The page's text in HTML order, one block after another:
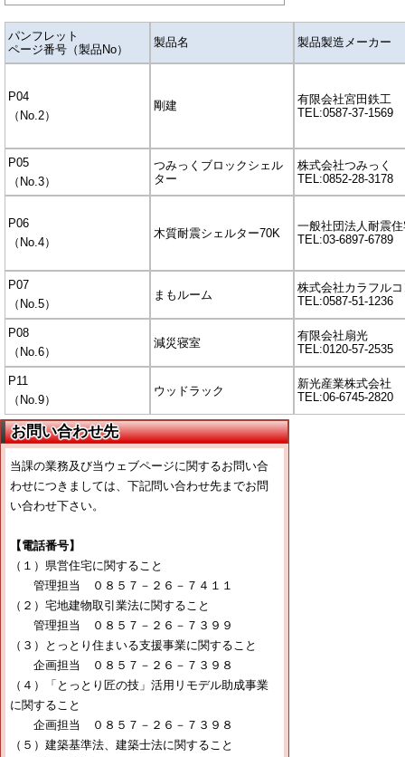
パンフレット
ページ番号（製品No）
製品名 製品製造メーカー
P04
（No.2）
剛建
有限会社宮田鉄工
TEL:0587-37-1569
P05
（ No.3）
つみっくブロックシェル
ター
株式会社つみっく
TEL:0852-28-3178
P06
（ No.4）
木質耐震シェルター70K
一般社団法人耐震
TEL:03-6897-6789
P07
（ No.5）
まもルーム
株式会社カラフル
TEL:0587-51-1236
P08
（ No.6）
減災寝室
有限会社扇光
TEL:0120-57-2535
P11
（ No.9）
ウッドラック
新光産業株式会社
TEL:06-6745-2820
お問い合わせ先
当課の業務及び当ウェブページに関するお問い合
わせにつきましては、下記問い合わせ先までお問
い合わせ下さい。
【電話番号】
（１）県営住宅に関すること
管理担当 ０８５７－２６－７４１１
（２）宅地建物取引業法に関すること
管理担当 ０８５７－２６－７３９９
（３）とっとり住まいる支援事業に関すること
企画担当 ０８５７－２６－７３９８
（４）「とっとり匠の技」活用リモデル助成事業
に関すること
企画担当 ０８５７－２６－７３９８
（５）建築基準法、建築士法に関すること